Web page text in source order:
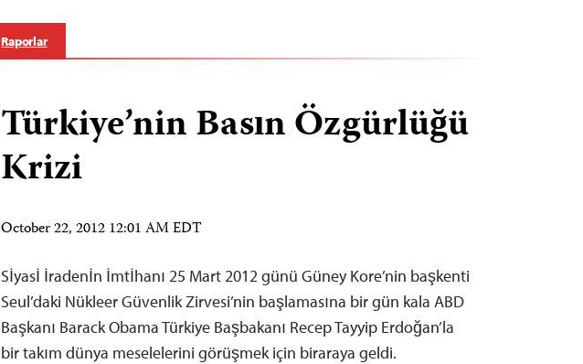
Raporlar
Türkiye’nin Basın Özgürlüğü
Krizi
October 22, 2012 12:01 AM EDT
Sİyasİ İradenİn İmtİhanı 25 Mart 2012 günü Güney Kore’nin başkenti
Seul’daki Nükleer Güvenlik Zirvesi’nin başlamasına bir gün kala ABD
Başkanı Barack Obama Türkiye Başbakanı Recep Tayyip Erdoğan’la
bir takım dünya meselelerini görüşmek için biraraya geldi.